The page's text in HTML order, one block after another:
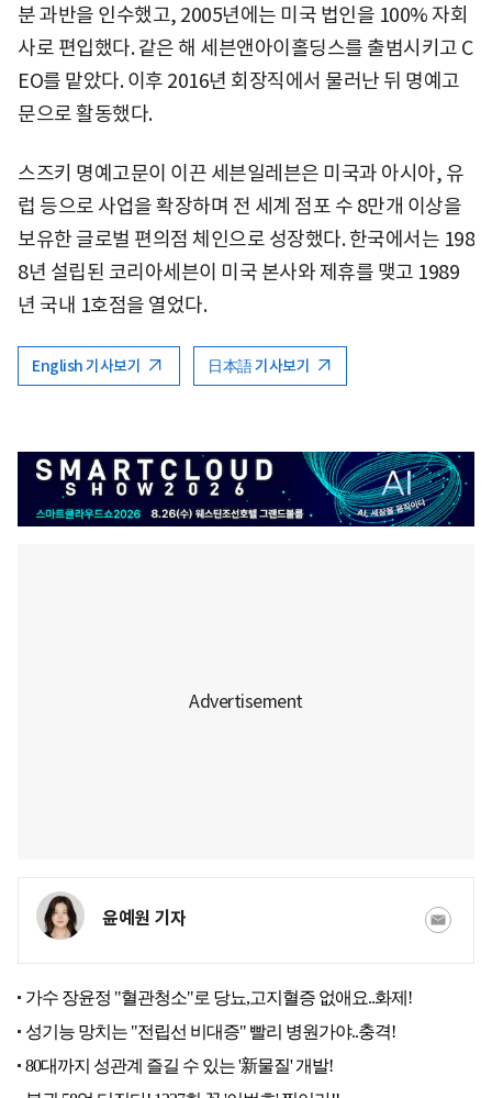
분 과반을 인수했고, 2005년에는 미국 법인을 100% 자회
사로 편입했다. 같은 해 세븐앤아이홀딩스를 출범시키고 C
EO를 맡았다. 이후 2016년 회장직에서 물러난 뒤 명예고
문으로 활동했다.
스즈키 명예고문이 이끈 세븐일레븐은 미국과 아시아, 유
럽 등으로 사업을 확장하며 전 세계 점포 수 8만개 이상을
보유한 글로벌 편의점 체인으로 성장했다. 한국에서는 198
8년 설립된 코리아세븐이 미국 본사와 제휴를 맺고 1989
년 국내 1호점을 열었다.
English 기사보기 日本語 기사보기
윤예원 기자